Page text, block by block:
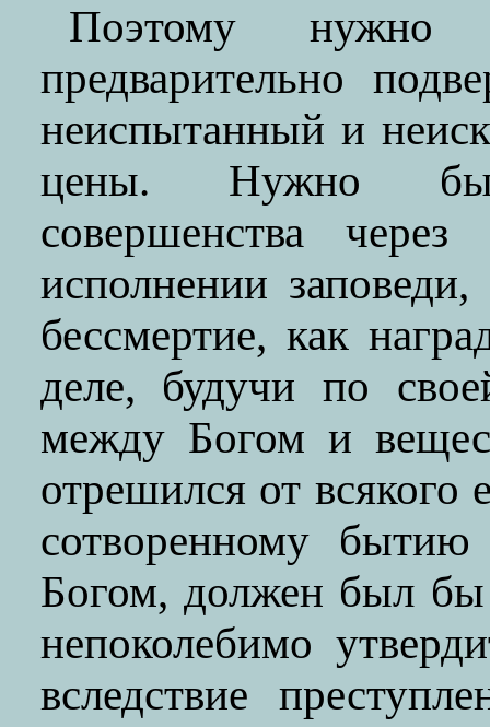
Поэтому нужно
предварительно
неиспытанный и
цены. Нужно
совершенства
исполнении
бессмертие, как
деле, будучи по
между Богом и
отрешился от всякого
сотворенному
Богом, должен был бы
непоколебимо
вследствие